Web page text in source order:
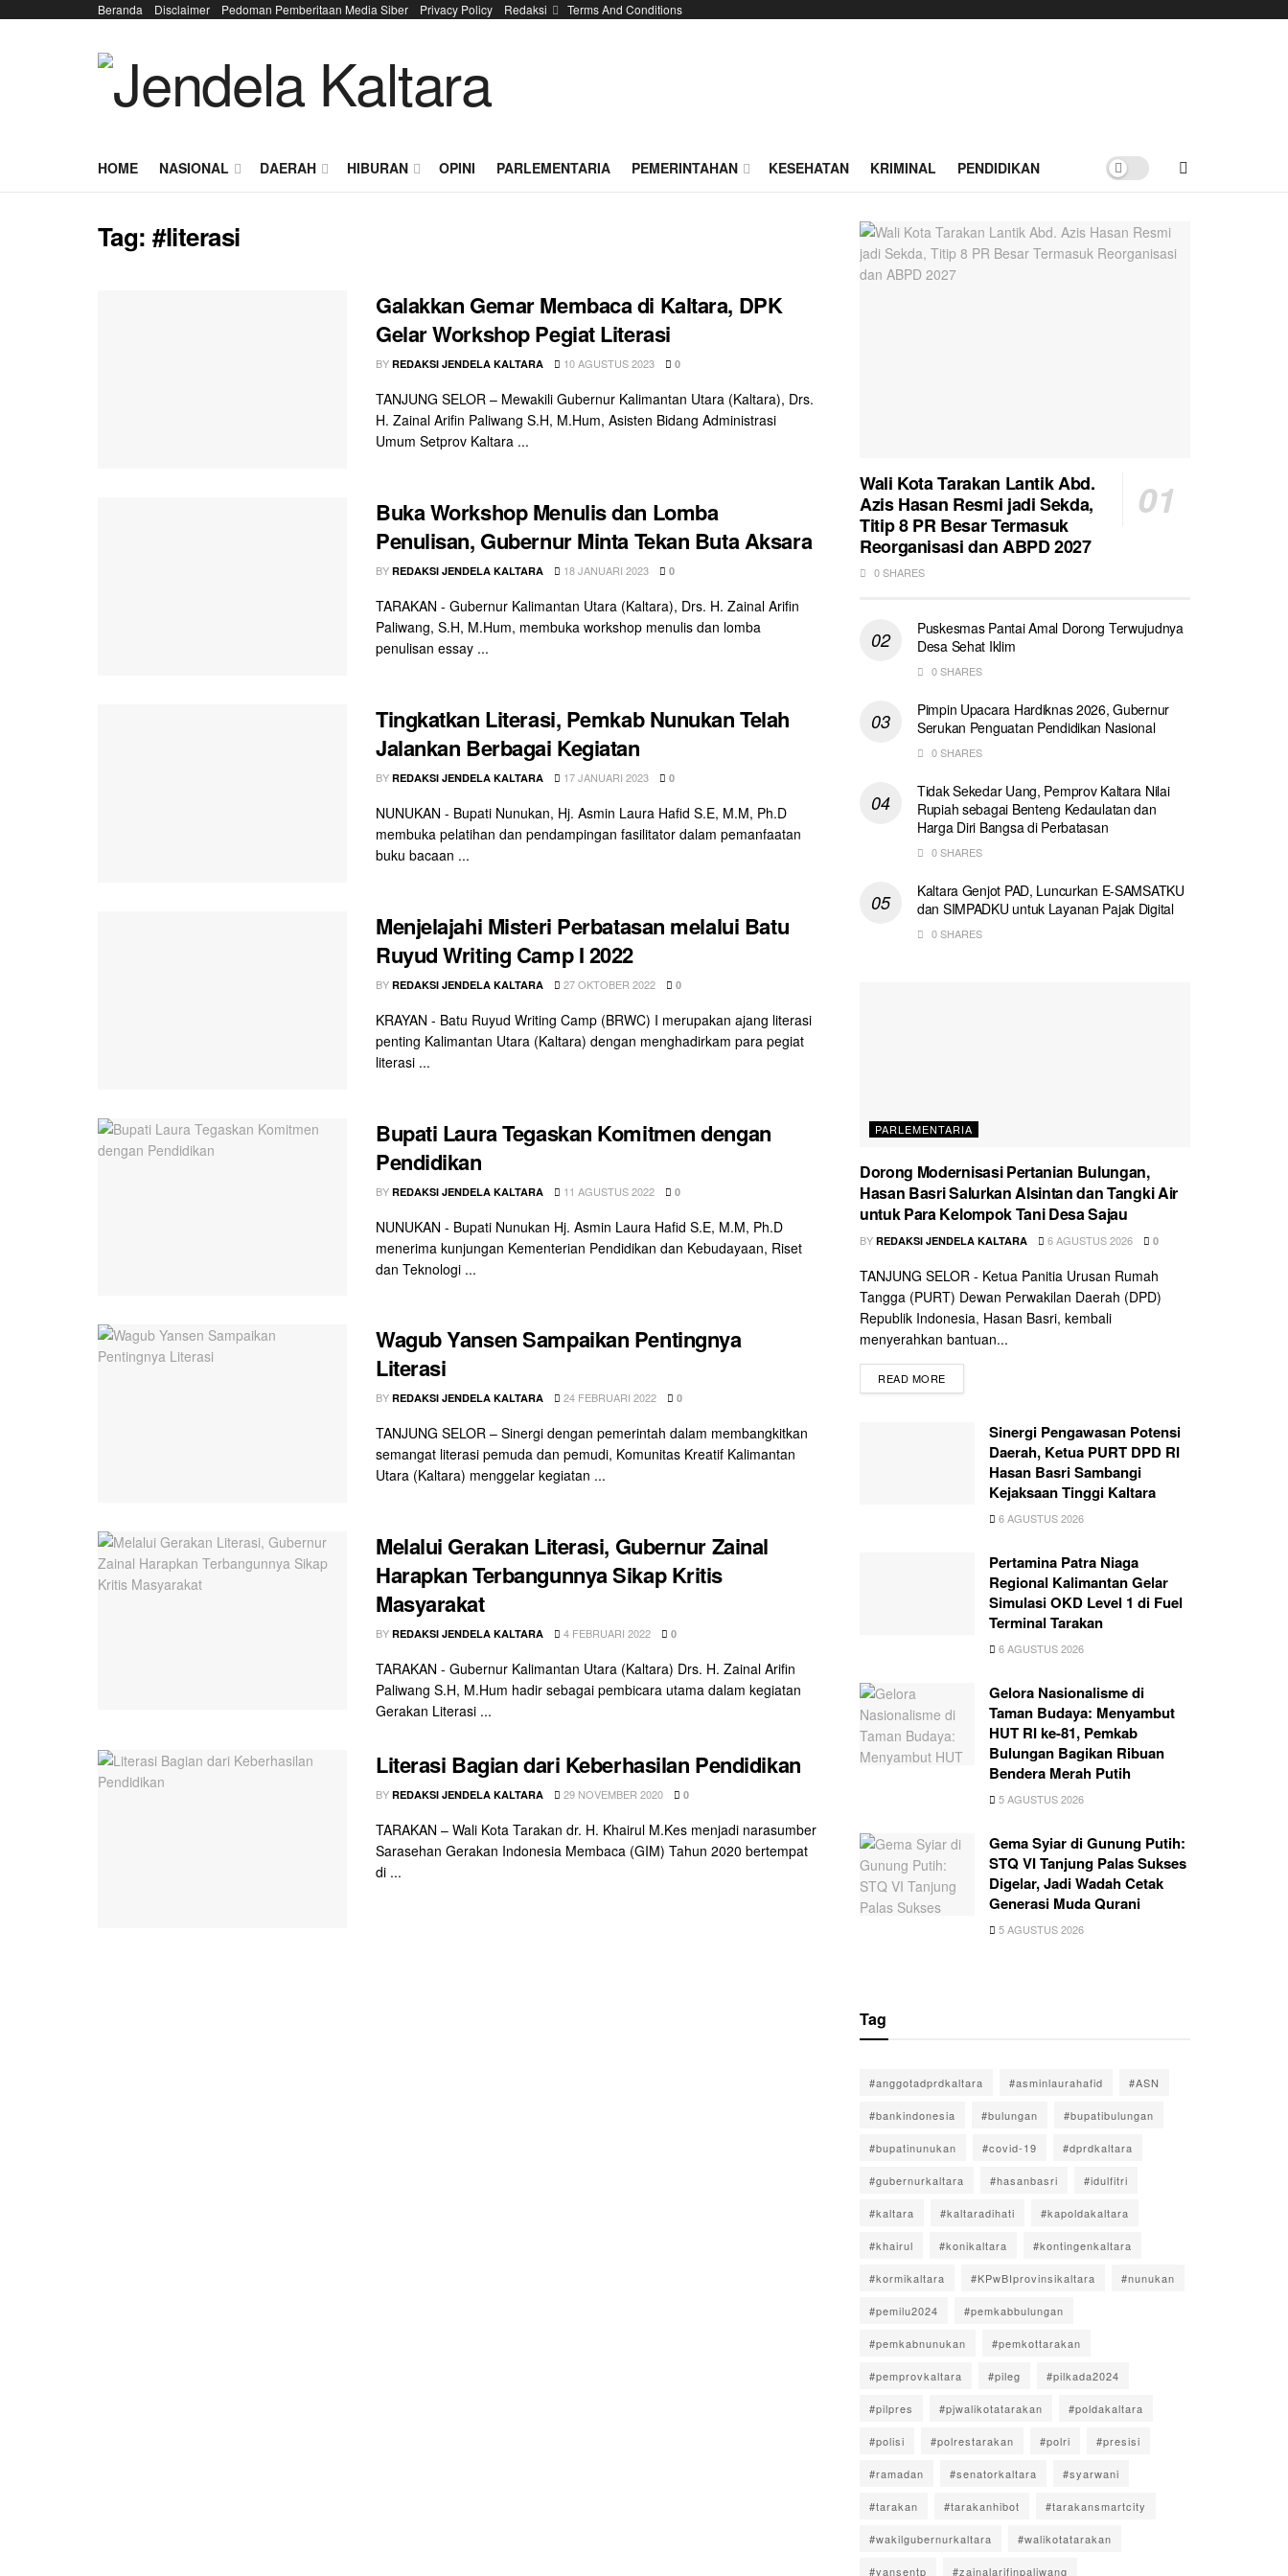
Beranda Disclaimer Pedoman Pemberitaan Media Siber Privacy Policy Redaksi Terms And Conditions
HOME NASIONAL DAERAH HIBURAN OPINI PARLEMENTARIA PEMERINTAHAN KESEHATAN KRIMINAL PENDIDIKAN
Tag:#literasi
Galakkan Gemar Membaca di Kaltara, DPK
Gelar Workshop Pegiat Literasi
BY REDAKSI JENDELA KALTARA 10 AGUSTUS 2023 0
TANJUNG SELOR – Mewakili Gubernur Kalimantan Utara (Kaltara), Drs.
H. Zainal Arifin Paliwang S.H, M.Hum, Asisten Bidang Administrasi
Umum Setprov Kaltara ...
Buka Workshop Menulis dan Lomba
Penulisan, Gubernur Minta Tekan Buta Aksara
BY REDAKSI JENDELA KALTARA 18 JANUARI 2023 0
TARAKAN - Gubernur Kalimantan Utara (Kaltara), Drs. H. Zainal Arifin
Paliwang, S.H, M.Hum, membuka workshop menulis dan lomba
penulisan essay ...
Tingkatkan Literasi, Pemkab Nunukan Telah
Jalankan Berbagai Kegiatan
BY REDAKSI JENDELA KALTARA 17 JANUARI 2023 0
NUNUKAN - Bupati Nunukan, Hj. Asmin Laura Hafid S.E, M.M, Ph.D
membuka pelatihan dan pendampingan fasilitator dalam pemanfaatan
buku bacaan ...
Menjelajahi Misteri Perbatasan melalui Batu
Ruyud Writing Camp I 2022
BY REDAKSI JENDELA KALTARA 27 OKTOBER 2022 0
KRAYAN - Batu Ruyud Writing Camp (BRWC) I merupakan ajang literasi
penting Kalimantan Utara (Kaltara) dengan menghadirkam para pegiat
literasi ...
Bupati Laura Tegaskan Komitmen dengan
Pendidikan
BY REDAKSI JENDELA KALTARA 11 AGUSTUS 2022 0
NUNUKAN - Bupati Nunukan Hj. Asmin Laura Hafid S.E, M.M, Ph.D
menerima kunjungan Kementerian Pendidikan dan Kebudayaan, Riset
dan Teknologi ...
Wagub Yansen Sampaikan Pentingnya
Literasi
BY REDAKSI JENDELA KALTARA 24 FEBRUARI 2022 0
TANJUNG SELOR – Sinergi dengan pemerintah dalam membangkitkan
semangat literasi pemuda dan pemudi, Komunitas Kreatif Kalimantan
Utara (Kaltara) menggelar kegiatan ...
Melalui Gerakan Literasi, Gubernur Zainal
Harapkan Terbangunnya Sikap Kritis
Masyarakat
BY REDAKSI JENDELA KALTARA 4 FEBRUARI 2022 0
TARAKAN - Gubernur Kalimantan Utara (Kaltara) Drs. H. Zainal Arifin
Paliwang S.H, M.Hum hadir sebagai pembicara utama dalam kegiatan
Gerakan Literasi ...
Literasi Bagian dari Keberhasilan Pendidikan
BY REDAKSI JENDELA KALTARA 29 NOVEMBER 2020 0
TARAKAN – Wali Kota Tarakan dr. H. Khairul M.Kes menjadi narasumber
Sarasehan Gerakan Indonesia Membaca (GIM) Tahun 2020 bertempat
di ...
Wali Kota Tarakan Lantik Abd.
Azis Hasan Resmi jadi Sekda,
Titip 8 PR Besar Termasuk
Reorganisasi dan ABPD 2027
0 SHARES
Puskesmas Pantai Amal Dorong Terwujudnya
Desa Sehat Iklim
0 SHARES
Pimpin Upacara Hardiknas 2026, Gubernur
Serukan Penguatan Pendidikan Nasional
0 SHARES
Tidak Sekedar Uang, Pemprov Kaltara Nilai
Rupiah sebagai Benteng Kedaulatan dan
Harga Diri Bangsa di Perbatasan
0 SHARES
Kaltara Genjot PAD, Luncurkan E-SAMSATKU
dan SIMPADKU untuk Layanan Pajak Digital
0 SHARES
PARLEMENTARIA
Dorong Modernisasi Pertanian Bulungan,
Hasan Basri Salurkan Alsintan dan Tangki Air
untuk Para Kelompok Tani Desa Sajau
BY REDAKSI JENDELA KALTARA 6 AGUSTUS 2026 0
TANJUNG SELOR - Ketua Panitia Urusan Rumah
Tangga (PURT) Dewan Perwakilan Daerah (DPD)
Republik Indonesia, Hasan Basri, kembali
menyerahkan bantuan...
READ MORE
Sinergi Pengawasan Potensi
Daerah, Ketua PURT DPD RI
Hasan Basri Sambangi
Kejaksaan Tinggi Kaltara
6 AGUSTUS 2026
Pertamina Patra Niaga
Regional Kalimantan Gelar
Simulasi OKD Level 1 di Fuel
Terminal Tarakan
6 AGUSTUS 2026
Gelora Nasionalisme di
Taman Budaya: Menyambut
HUT RI ke-81, Pemkab
Bulungan Bagikan Ribuan
Bendera Merah Putih
5 AGUSTUS 2026
Gema Syiar di Gunung Putih:
STQ VI Tanjung Palas Sukses
Digelar, Jadi Wadah Cetak
Generasi Muda Qurani
5 AGUSTUS 2026
Tag
#anggotadprdkaltara #asminlaurahafid #ASN
#bankindonesia #bulungan #bupatibulungan
#bupatinunukan #covid-19 #dprdkaltara
#gubernurkaltara #hasanbasri #idulfitri
#kaltara #kaltaradihati #kapoldakaltara
#khairul #konikaltara #kontingenkaltara
#kormikaltara #KPwBIprovinsikaltara #nunukan
#pemilu2024 #pemkabbulungan
#pemkabnunukan #pemkottarakan
#pemprovkaltara #pileg #pilkada2024
#pilpres #pjwalikotatarakan #poldakaltara
#polisi #polrestarakan #polri #presisi
#ramadan #senatorkaltara #syarwani
#tarakan #tarakanhibot #tarakansmartcity
#wakilgubernurkaltara #walikotatarakan
#yansentp #zainalarifinpaliwang